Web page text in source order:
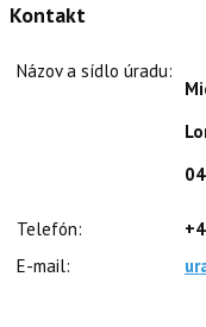
Kontakt
Názov a sídlo úradu:
Telefón:
E-mail: